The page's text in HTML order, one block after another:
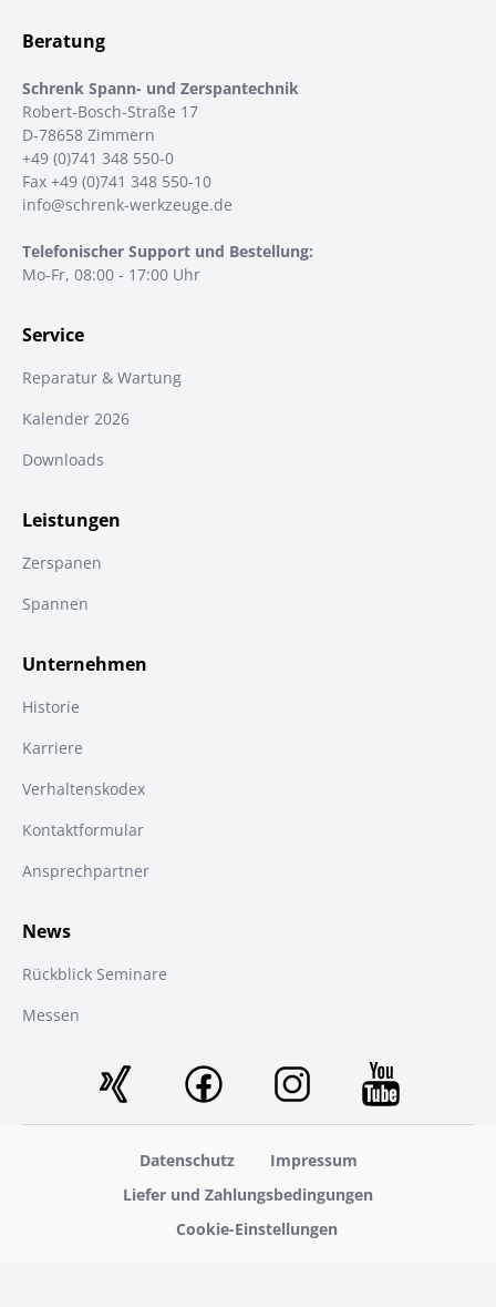
Beratung
Schrenk Spann- und Zerspantechnik
Robert-Bosch-Straße 17
D-78658 Zimmern
+49 (0)741 348 550-0
Fax +49 (0)741 348 550-10
info@schrenk-werkzeuge.de
Telefonischer Support und Bestellung:
Mo-Fr, 08:00 - 17:00 Uhr
Service
Reparatur & Wartung
Kalender 2026
Downloads
Leistungen
Zerspanen
Spannen
Unternehmen
Historie
Karriere
Verhaltenskodex
Kontaktformular
Ansprechpartner
News
Rückblick Seminare
Messen
Datenschutz
Impressum
Liefer und Zahlungsbedingungen
Cookie-Einstellungen